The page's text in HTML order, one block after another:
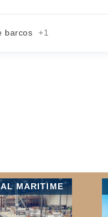
barcos +1
MARITIME